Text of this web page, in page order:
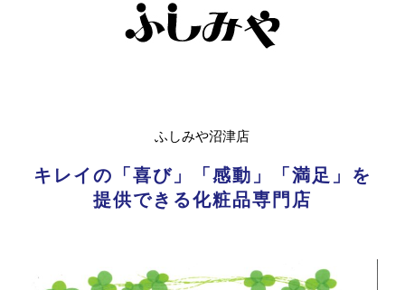
ふしみや沼津店
キレイの「喜び」「感動」「満足」を
提供できる化粧品専門店